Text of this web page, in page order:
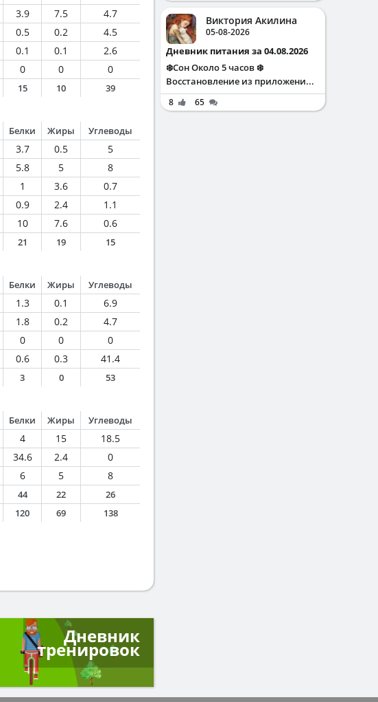
3.9 7.5
4.7
0.5 0.2
4.5
0.1 0.1
2.6
0 0
0
15 10 39
Белки Жиры Углеводы
3.7 0.5
5
5.8 5
8
1 3.6
0.7
0.9 2.4
1.1
10 7.6
0.6
21 19 15
Белки Жиры Углеводы
1.3 0.1
6.9
1.8 0.2
4.7
0 0
0
0.6 0.3
41.4
3 0 53
Белки Жиры Углеводы
4 15
18.5
34.6 2.4
0
6 5
8
44 22 26
120 69 138
Дневник
тренировок
Виктория Акилина
05-08-2026
Дневник питания за 04.08.2026
❄️Сон Около 5 часов ❄️
Восстановление из приложени...
8 65